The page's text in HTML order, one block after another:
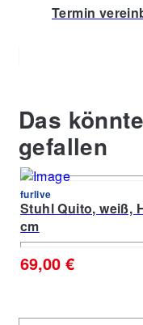
Termin
Das
gefallen
furlive
Stuhl Quito, weiß,
cm
69,00 €